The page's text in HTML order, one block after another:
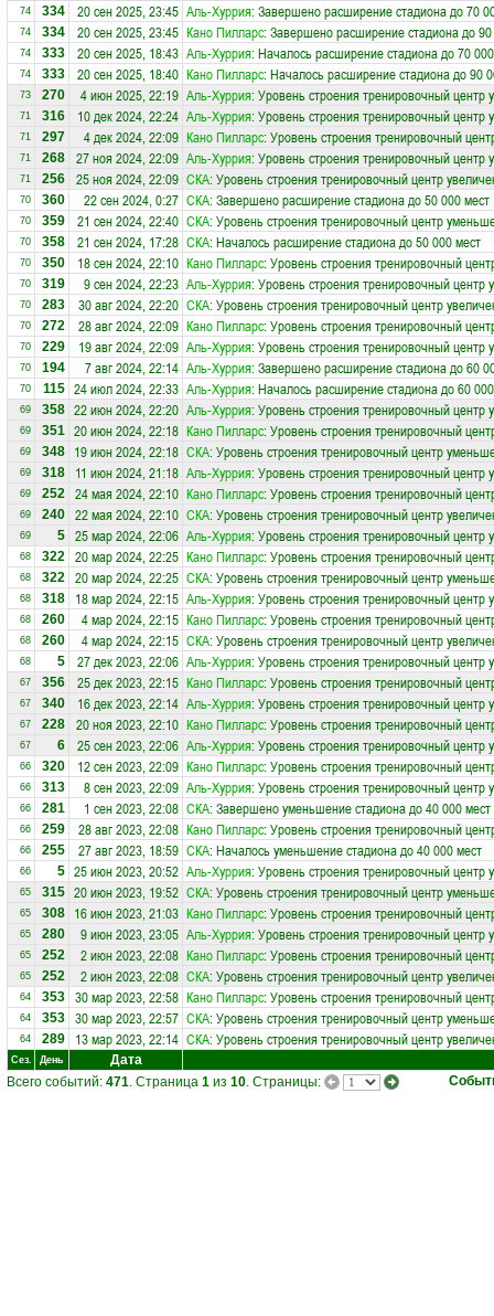
74 334 20 сен 2025, 23:45 Аль-Хуррия: Завершено расширение стадиона до 70
74 334 20 сен 2025, 23:45 Кано Пилларс: Завершено расширение стадиона до
74 333 20 сен 2025, 18:43 Аль-Хуррия: Началось расширение стадиона до 70
74 333 20 сен 2025, 18:40 Кано Пилларс: Началось расширение стадиона до 90
73 270 4 июн 2025, 22:19 Аль-Хуррия: Уровень строения тренировочный центр
71 316 10 дек 2024, 22:24 Аль-Хуррия: Уровень строения тренировочный центр
71 297 4 дек 2024, 22:09 Кано Пилларс: Уровень строения тренировочный
71 268 27 ноя 2024, 22:09 Аль-Хуррия: Уровень строения тренировочный центр
71 256 25 ноя 2024, 22:09 СКА: Уровень строения тренировочный центр
70 360 22 сен 2024, 0:27 СКА: Завершено расширение стадиона до 50 000 мест
70 359 21 сен 2024, 22:40 СКА: Уровень строения тренировочный центр
70 358 21 сен 2024, 17:28 СКА: Началось расширение стадиона до 50 000 мест
70 350 18 сен 2024, 22:10 Кано Пилларс: Уровень строения тренировочный
70 319 9 сен 2024, 22:23 Аль-Хуррия: Уровень строения тренировочный центр
70 283 30 авг 2024, 22:20 СКА: Уровень строения тренировочный центр
70 272 28 авг 2024, 22:09 Кано Пилларс: Уровень строения тренировочный
70 229 19 авг 2024, 22:09 Аль-Хуррия: Уровень строения тренировочный центр
70 194 7 авг 2024, 22:14 Аль-Хуррия: Завершено расширение стадиона до 60
70 115 24 июл 2024, 22:33 Аль-Хуррия: Началось расширение стадиона до 60
69 358 22 июн 2024, 22:20 Аль-Хуррия: Уровень строения тренировочный центр
69 351 20 июн 2024, 22:18 Кано Пилларс: Уровень строения тренировочный
69 348 19 июн 2024, 22:18 СКА: Уровень строения тренировочный центр
69 318 11 июн 2024, 21:18 Аль-Хуррия: Уровень строения тренировочный центр
69 252 24 мая 2024, 22:10 Кано Пилларс: Уровень строения тренировочный
69 240 22 мая 2024, 22:10 СКА: Уровень строения тренировочный центр
69 5 25 мар 2024, 22:06 Аль-Хуррия: Уровень строения тренировочный центр
68 322 20 мар 2024, 22:25 Кано Пилларс: Уровень строения тренировочный
68 322 20 мар 2024, 22:25 СКА: Уровень строения тренировочный центр
68 318 18 мар 2024, 22:15 Аль-Хуррия: Уровень строения тренировочный центр
68 260 4 мар 2024, 22:15 Кано Пилларс: Уровень строения тренировочный
68 260 4 мар 2024, 22:15 СКА: Уровень строения тренировочный центр
68 5 27 дек 2023, 22:06 Аль-Хуррия: Уровень строения тренировочный центр
67 356 25 дек 2023, 22:15 Кано Пилларс: Уровень строения тренировочный
67 340 16 дек 2023, 22:14 Аль-Хуррия: Уровень строения тренировочный центр
67 228 20 ноя 2023, 22:10 Кано Пилларс: Уровень строения тренировочный
67 6 25 сен 2023, 22:06 Аль-Хуррия: Уровень строения тренировочный центр
66 320 12 сен 2023, 22:09 Кано Пилларс: Уровень строения тренировочный
66 313 8 сен 2023, 22:09 Аль-Хуррия: Уровень строения тренировочный центр
66 281 1 сен 2023, 22:08 СКА: Завершено уменьшение стадиона до 40 000 мест
66 259 28 авг 2023, 22:08 Кано Пилларс: Уровень строения тренировочный
66 255 27 авг 2023, 18:59 СКА: Началось уменьшение стадиона до 40 000 мест
66 5 25 июн 2023, 20:52 Аль-Хуррия: Уровень строения тренировочный центр
65 315 20 июн 2023, 19:52 СКА: Уровень строения тренировочный центр
65 308 16 июн 2023, 21:03 Кано Пилларс: Уровень строения тренировочный
65 280 9 июн 2023, 23:05 Аль-Хуррия: Уровень строения тренировочный центр
65 252 2 июн 2023, 22:08 Кано Пилларс: Уровень строения тренировочный
65 252 2 июн 2023, 22:08 СКА: Уровень строения тренировочный центр
64 353 30 мар 2023, 22:58 Кано Пилларс: Уровень строения тренировочный
64 353 30 мар 2023, 22:57 СКА: Уровень строения тренировочный центр
64 289 13 мар 2023, 22:14 СКА: Уровень строения тренировочный центр
Сез. День
Дата
Всего событий: 471. Страница 1 из 10. Страницы: